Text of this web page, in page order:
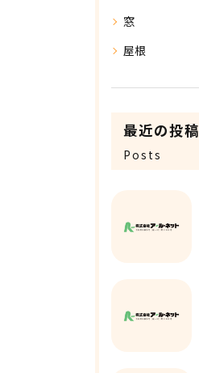
窓
屋根
最近の投稿
Posts